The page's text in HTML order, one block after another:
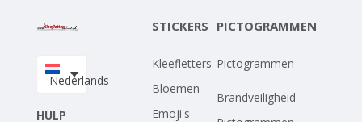
Upload je eigen ontwerp
Nederlands
HULP
STICKERS
Kleefletters
Bloemen
Emoji's
PICTOGRAMMEN
Pictogrammen
-
Brandveiligheid